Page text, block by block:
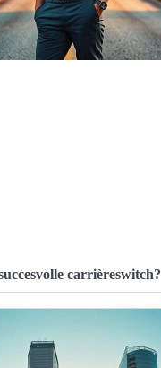
carrièreswitch?